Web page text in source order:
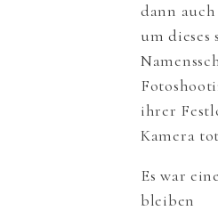
dann
um
ihrer
Kamera
Es war
bleiben